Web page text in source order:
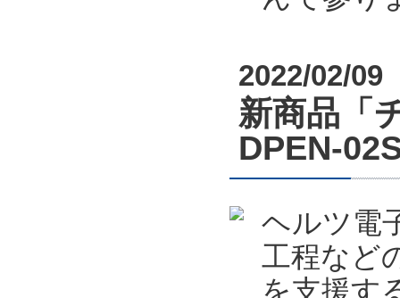
2022/02/09
新商品「
DPEN-
ヘルツ電
工程など
を支援す